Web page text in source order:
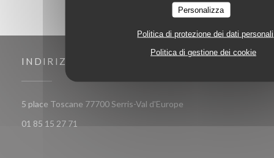
Personalizza
Politica di protezione dei dati personali
Politica di gestione dei cookie
INDIRIZZO
5 place Toscane 77700 Serris-Val d'Europe
01 85 15 27 71